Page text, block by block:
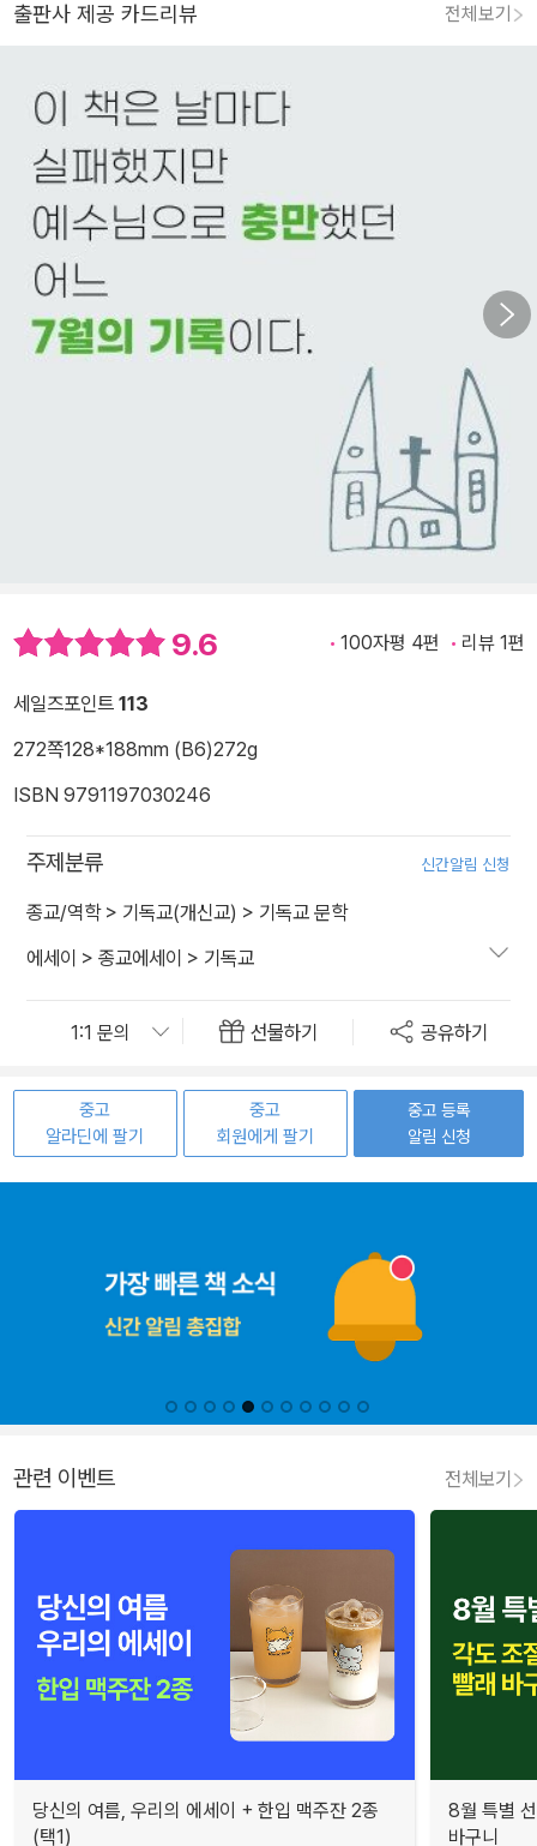
출판사 제공 카드리뷰 전체보기
9.6 100자평 4편 리뷰 1편
세일즈포인트 113
272쪽128*188mm (B6)272g
ISBN 9791197030246
주제분류 신간알림 신청
종교/역학> 기독교(개신교) > 기독교 문학
에세이 > 종교에세이 > 기독교
선물하기 공유하기
중고
알라딘에 팔기
중고
회원에게 팔기
중고 등록
알림 신청
관련 이벤트 전체보기
당신의 여름, 우리의 에세이 + 한입 맥주잔 2종
(택1)
8월 특별
바구니